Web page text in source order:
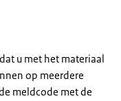
u met het materiaal
op meerdere
meldcode met de